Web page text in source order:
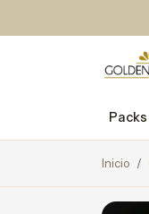
Packs
Inicio